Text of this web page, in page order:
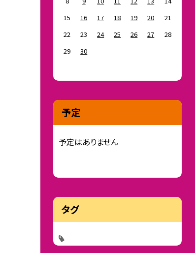
15
16 17 18 19 20
21
22
23 24 25 26 27
28
29
30
予定
予定はありません
タグ